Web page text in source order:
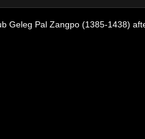
Geleg Pal Zangpo (1385-1438)